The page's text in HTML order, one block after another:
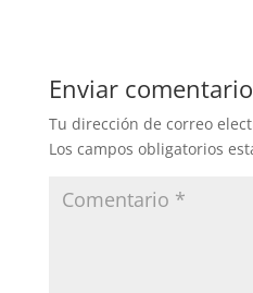
b
o
o
A
p
p
Enviar comentario
Tu dirección de correo
Los campos obligatorios